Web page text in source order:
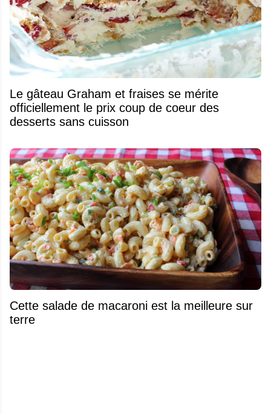
Le gâteau Graham et fraises se mérite
officiellement le prix coup de coeur des
desserts sans cuisson
Cette salade de macaroni est la meilleure sur
terre